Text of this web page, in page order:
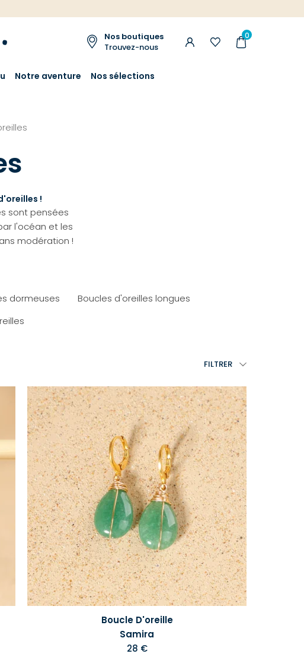
Nos boutiques
Trouvez-nous
0
Notre aventure Nos sélections
!
sont pensées
l'océan et les
modération !
FILTRER
dormeuses
Boucles d'oreilles longues
Boucle D'oreille
Samira
28 €